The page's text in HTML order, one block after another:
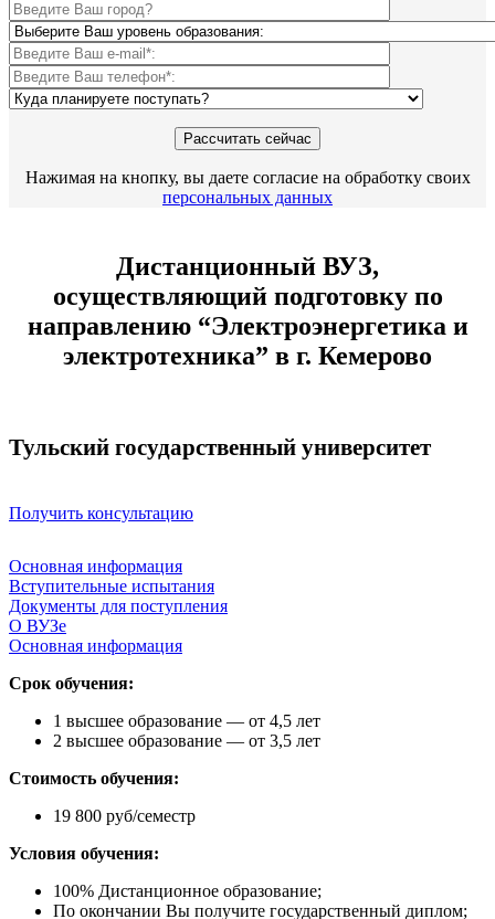
Нажимая на кнопку, вы даете согласие на обработку своих
персональных данных
Дистанционный ВУЗ,
осуществляющий подготовку по
направлению “Электроэнергетика и
электротехника” в г. Кемерово
Тульский государственный университет
Получить консультацию
Основная информация
Вступительные испытания
Документы для поступления
О ВУЗе
Основная информация
Срок обучения:
1 высшее образование — от 4,5 лет
2 высшее образование — от 3,5 лет
Стоимость обучения:
19 800 руб/семестр
Условия обучения:
100% Дистанционное образование;
По окончании Вы получите государственный диплом;